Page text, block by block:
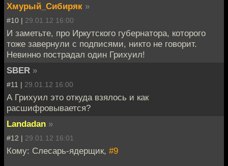
Хмурый_Сибиряк »
#10 | 29.01.12 16:00
И заметьте, про Иркутского губернатора, которого
тоже завернули с подписями, никто не говорит.
Невинно пострадал один Грихуил!
SBER »
#11 | 29.01.12 16:00
А Грихуил это откуда взялось и как
расшифровывается?
Landadan »
#12 | 29.01.12 16:01
Кому: Слесарь-ядерщик, #9